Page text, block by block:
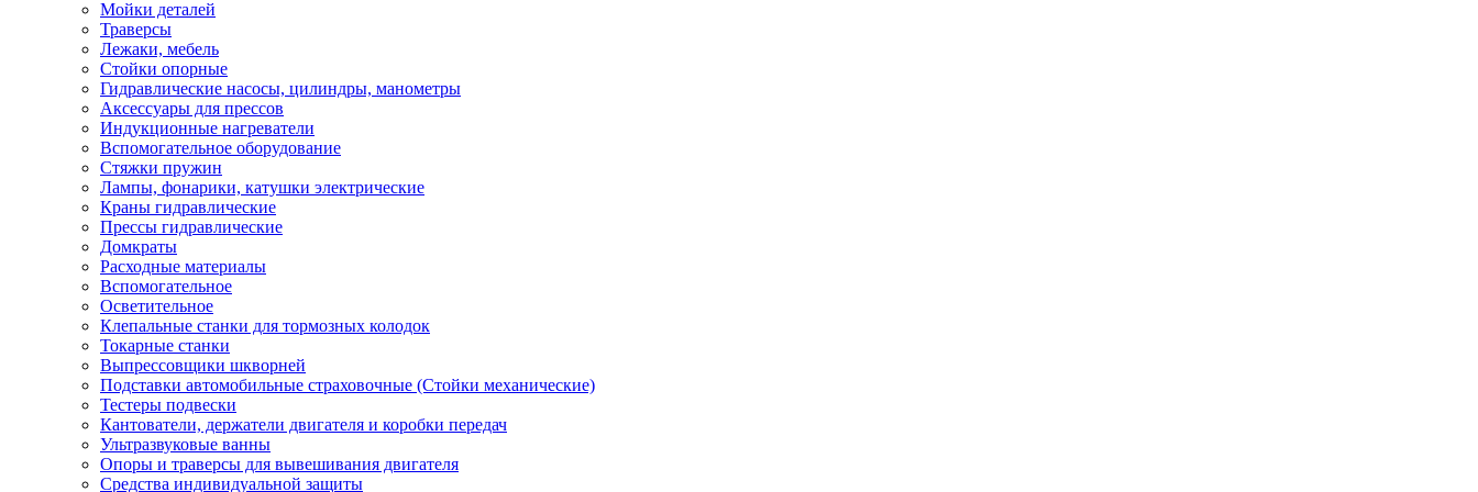
Мойки деталей
Траверсы
Лежаки, мебель
Стойки опорные
Гидравлические насосы, цилиндры, манометры
Аксессуары для прессов
Индукционные нагреватели
Вспомогательное оборудование
Стяжки пружин
Лампы, фонарики, катушки электрические
Краны гидравлические
Прессы гидравлические
Домкраты
Расходные материалы
Вспомогательное
Осветительное
Клепальные станки для тормозных колодок
Токарные станки
Выпрессовщики шкворней
Подставки автомобильные страховочные (Стойки механические)
Тестеры подвески
Кантователи, держатели двигателя и коробки передач
Ультразвуковые ванны
Опоры и траверсы для вывешивания двигателя
Средства индивидуальной защиты